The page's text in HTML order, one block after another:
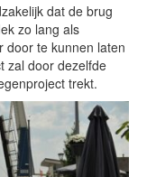
dat de brug
zo lang als
door te kunnen laten
zal door dezelfde
trekt.